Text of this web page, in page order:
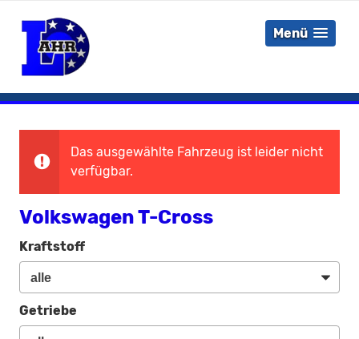
Menü
Das ausgewählte Fahrzeug ist leider nicht
verfügbar.
Volkswagen T-Cross
Kraftstoff
Getriebe